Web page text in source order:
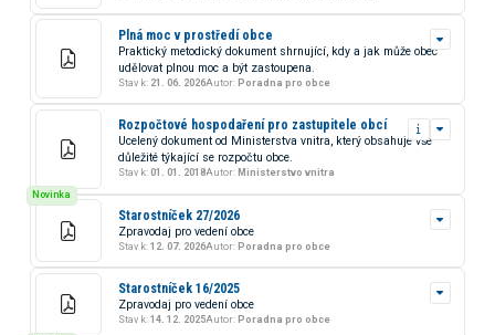
Plná moc v prostředí obce
Praktický metodický dokument shrnující, kdy a jak může obec
udělovat plnou moc a být zastoupena.
Stav k: 21. 06. 2026Autor: Poradna pro obce
Rozpočtové hospodaření pro zastupitele obcí
Ucelený dokument od Ministerstva vnitra, který obsahuje vše
důležité týkající se rozpočtu obce.
Stav k: 01. 01. 2018Autor: Ministerstvo vnitra
Novinka
Starostníček 27/2026
Zpravodaj pro vedení obce
Stav k: 12. 07. 2026Autor: Poradna pro obce
Starostníček 16/2025
Zpravodaj pro vedení obce
Stav k: 14. 12. 2025Autor: Poradna pro obce